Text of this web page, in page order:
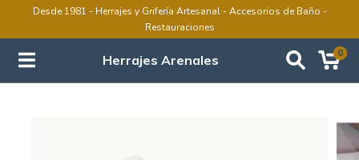
Desde 1981 - Herrajes y Grifería Artesanal - Accesorios de Baño -
Restauraciones
Herrajes Arenales 0